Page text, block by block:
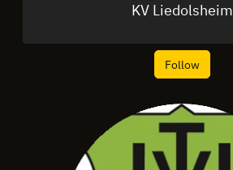
KV Liedolsheim
Follow